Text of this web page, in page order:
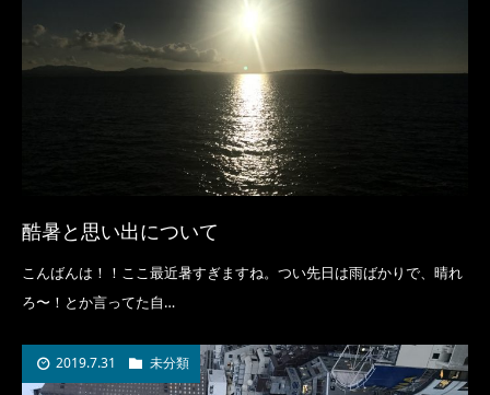
酷暑と思い出について
こんばんは！！ここ最近暑すぎますね。つい先日は雨ばかりで、晴れ
ろ〜！とか言ってた自…
2019.7.31 未分類